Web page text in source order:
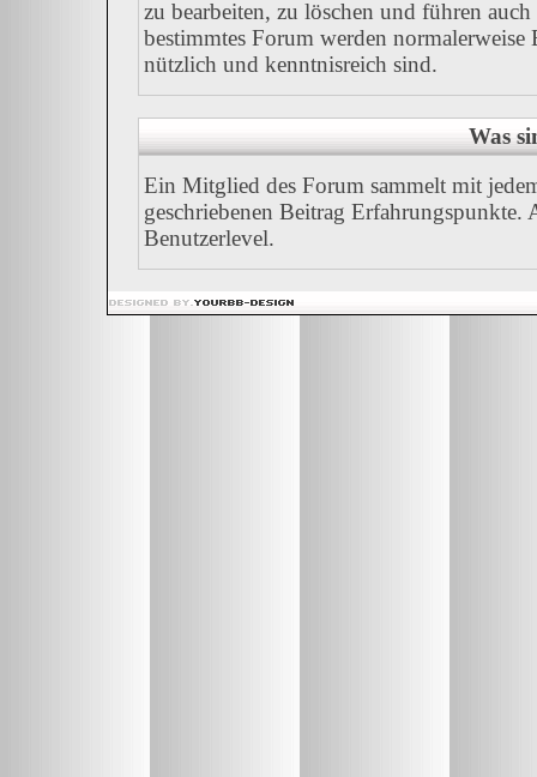
zu bearbeiten, zu löschen und führen
bestimmtes Forum werden normalerweise
nützlich und kenntnisreich sind.
Was
Ein Mitglied des Forum sammelt mit
geschriebenen Beitrag Erfahrungspunkte.
Benutzerlevel.